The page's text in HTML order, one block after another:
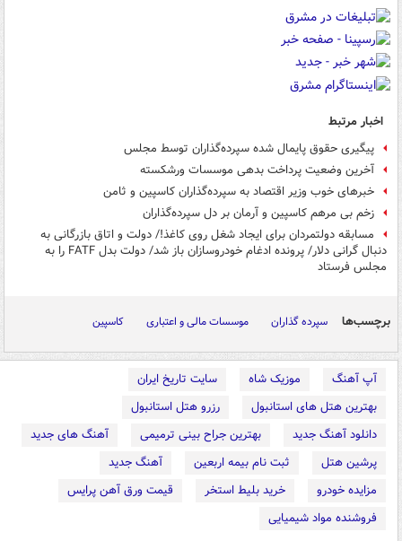
اخبار مرتبط
پیگیری حقوق پایمال شده سپرده‌گذاران توسط مجلس
آخرین وضعیت پرداخت بدهی موسسات ورشکسته
خبرهای خوب وزیر اقتصاد به سپرده‌گذاران کاسپین و ثامن
زخم بی مرهم کاسپین و آرمان بر دل سپرده‌گذاران
مسابقه دولتمردان برای ایجاد شغل روی کاغذ!/ دولت و اتاق بازرگانی به
دنبال گرانی دلار/ پرونده ادغام خودروسازان باز شد/ دولت بدل FATF را به
مجلس فرستاد
برچسب‌ها سپرده گذاران موسسات مالی و اعتباری کاسپین
آپ آهنگ موزیک شاه
سایت تاریخ ایران
بهترین هتل های استانبول
رزرو هتل استانبول
دانلود آهنگ جدید
بهترین جراح بینی ترمیمی
آهنگ های جدید
پرشین هتل
ثبت نام بیمه اربعین
آهنگ جدید
مزایده خودرو
خرید بلیط استخر
قیمت ورق آهن پرایس
فروشنده مواد شیمیایی